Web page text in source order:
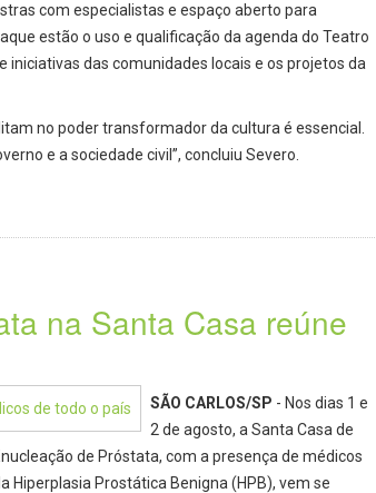
com especialistas e espaço aberto para
estão o uso e qualificação da agenda do Teatro
iniciativas das comunidades locais e os projetos da
no poder transformador da cultura é essencial.
e a sociedade civil”, concluiu Severo.
na Santa Casa reúne
SÃO CARLOS/SP - Nos dias 1 e
2 de agosto, a Santa Casa de
de Próstata, com a presença de médicos
Hiperplasia Prostática Benigna (HPB), vem se